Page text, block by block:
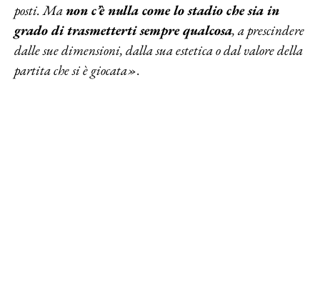
posti. Ma non c’è nulla come lo stadio che sia in
grado di trasmetterti sempre qualcosa, a prescindere
dalle sue dimensioni, dalla sua estetica o dal valore della
partita che si è giocata».